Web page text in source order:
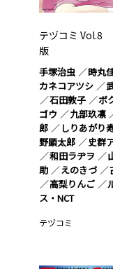
テヅコミ Vol.8
版
手塚治虫
時丸
カネコアツシ
石田敦子
ボ
ゴウ
九部玖凛
郎
しりあがり
野顕太郎
史群
和田ラヂヲ
助
えのきづ
高梨りんご
ス・NCT
テヅコミ